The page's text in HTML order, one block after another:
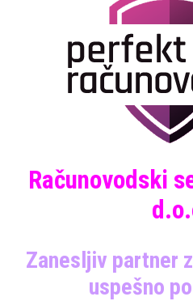
Računovodski
Zanesljiv partner
uspešno